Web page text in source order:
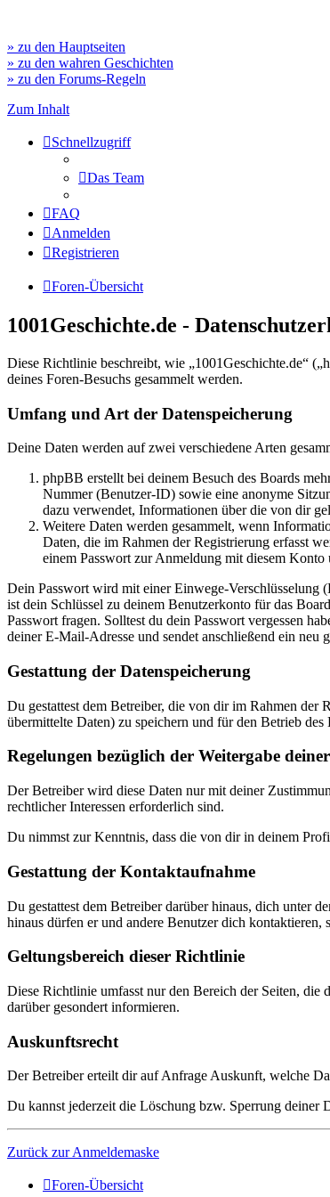
» zu den Hauptseiten
» zu den wahren Geschichten
» zu den Forums-Regeln
Zum Inhalt
Schnellzugriff
Das Team
FAQ
Anmelden
Registrieren
Foren-Übersicht
1001Geschichte.de -
Diese Richtlinie beschreibt, wie „1001Geschichte.de“
deines Foren-Besuchs gesammelt werden.
Umfang und Art der Datenspeicherung
Deine Daten werden auf zwei verschiedene Arten
phpBB erstellt bei deinem Besuch des Boards
Nummer (Benutzer-ID) sowie eine anonyme
dazu verwendet, Informationen über die von dir
Weitere Daten werden gesammelt, wenn
Daten, die im Rahmen der Registrierung erfasst
einem Passwort zur Anmeldung mit diesem
Dein Passwort wird mit einer Einwege-Verschlüsselung
ist dein Schlüssel zu deinem Benutzerkonto für das
Passwort fragen. Solltest du dein Passwort vergessen
deiner E-Mail-Adresse und sendet anschließend ein neu
Gestattung der Datenspeicherung
Du gestattest dem Betreiber, die von dir im Rahmen
übermittelte Daten) zu speichern und für den Betrieb des
Regelungen bezüglich der Weitergabe
Der Betreiber wird diese Daten nur mit deiner
rechtlicher Interessen erforderlich sind.
Du nimmst zur Kenntnis, dass die von dir in deinem
Gestattung der Kontaktaufnahme
Du gestattest dem Betreiber darüber hinaus, dich unter
hinaus dürfen er und andere Benutzer dich kontaktieren,
Geltungsbereich dieser Richtlinie
Diese Richtlinie umfasst nur den Bereich der Seiten, die
darüber gesondert informieren.
Auskunftsrecht
Der Betreiber erteilt dir auf Anfrage Auskunft, welche
Du kannst jederzeit die Löschung bzw. Sperrung deiner
Zurück zur Anmeldemaske
Foren-Übersicht